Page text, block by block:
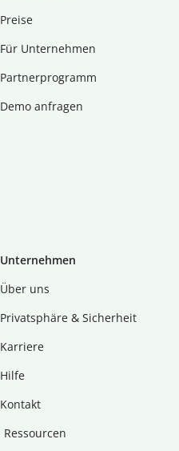
Preise
Für Unternehmen
Partnerprogramm
Demo anfragen
Unternehmen
Über uns
Privatsphäre & Sicherheit
Karriere
Hilfe
Kontakt
Ressourcen